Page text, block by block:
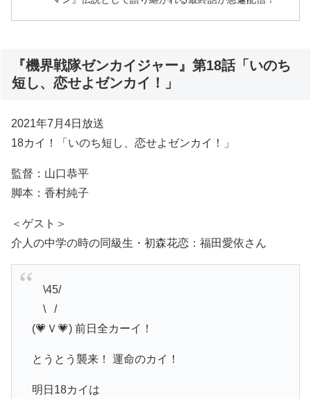
『機界戦隊ゼンカイジャー』第18話「いのち
短し、恋せよゼンカイ！」
2021年7月4日放送
18カイ！「いのち短し、恋せよゼンカイ！」
監督：山口恭平
脚本：香村純子
＜ゲスト＞
介人の中学の時の同級生・初森花恋：福田愛依さん
⠀ \45/
⠀ \⠀/
(💗Ｖ💗) 前日全カーイ！
とうとう襲来！ 運命のカイ！
明日18カイは